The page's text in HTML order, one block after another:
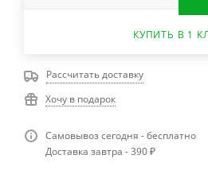
КУПИТЬ В 1
Рассчитать доставку
Хочу в подарок
Самовывоз сегодня - бесплатно
Доставка завтра - 390 ₽